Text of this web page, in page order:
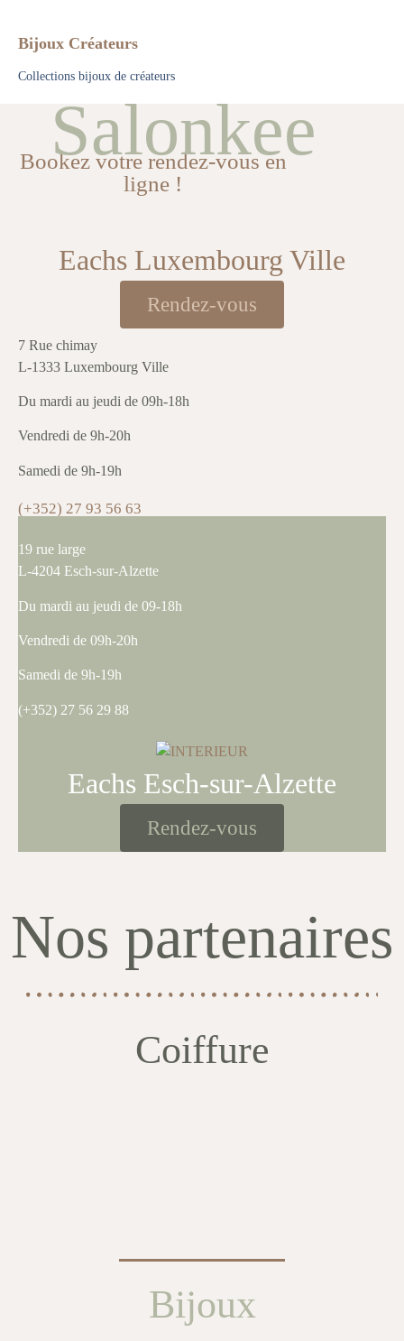
Bijoux Créateurs
Collections bijoux de créateurs
Bookez votre rendez-vous en
ligne !
Salonkee
Eachs Luxembourg Ville
Rendez-vous
7 Rue chimay
L-1333 Luxembourg Ville
Du mardi au jeudi de 09h-18h
Vendredi de 9h-20h
Samedi de 9h-19h
(+352) 27 93 56 63
19 rue large
L-4204 Esch-sur-Alzette
Du mardi au jeudi de 09-18h
Vendredi de 09h-20h
Samedi de 9h-19h
(+352) 27 56 29 88
Eachs Esch-sur-Alzette
Rendez-vous
Nos partenaires
Coiffure
Bijoux